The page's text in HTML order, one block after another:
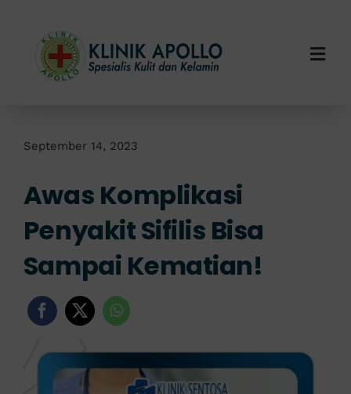
content
Tentang Kami
Layanan Kami
Info Klinik
September 14, 2023
Awas Komplikasi
Penyakit Sifilis Bisa
Sampai Kematian!